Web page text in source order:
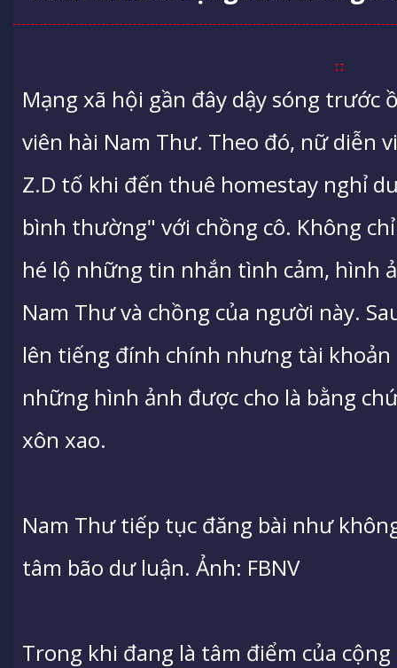
Mạng xã hội gần đây dậy sóng trước
viên hài Nam Thư. Theo đó, nữ diễn
Z.D tố khi đến thuê homestay nghỉ
bình thường" với chồng cô. Không
hé lộ những tin nhắn tình cảm, hình
Nam Thư và chồng của người này.
lên tiếng đính chính nhưng tài
những hình ảnh được cho là bằng
xôn xao.
Nam Thư tiếp tục đăng bài như
tâm bão dư luận. Ảnh: FBNV
Trong khi đang là tâm điểm của